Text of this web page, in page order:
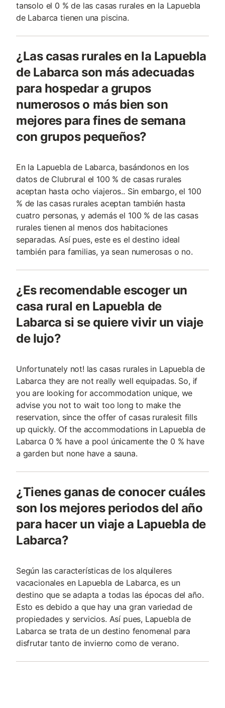
tansolo el 0 % de las casas rurales en la Lapuebla
de Labarca tienen una piscina.
¿Las casas rurales en la Lapuebla
de Labarca son más adecuadas
para hospedar a grupos
numerosos o más bien son
mejores para fines de semana
con grupos pequeños?
En la Lapuebla de Labarca, basándonos en los
datos de Clubrural el 100 % de casas rurales
aceptan hasta ocho viajeros.. Sin embargo, el 100
% de las casas rurales aceptan también hasta
cuatro personas, y además el 100 % de las casas
rurales tienen al menos dos habitaciones
separadas. Así pues, este es el destino ideal
también para familias, ya sean numerosas o no.
¿Es recomendable escoger un
casa rural en Lapuebla de
Labarca si se quiere vivir un viaje
de lujo?
Unfortunately not! las casas rurales in Lapuebla de
Labarca they are not really well equipadas. So, if
you are looking for accommodation unique, we
advise you not to wait too long to make the
reservation, since the offer of casas ruralesit fills
up quickly. Of the accommodations in Lapuebla de
Labarca 0 % have a pool únicamente the 0 % have
a garden but none have a sauna.
¿Tienes ganas de conocer cuáles
son los mejores periodos del año
para hacer un viaje a Lapuebla de
Labarca?
Según las características de los alquileres
vacacionales en Lapuebla de Labarca, es un
destino que se adapta a todas las épocas del año.
Esto es debido a que hay una gran variedad de
propiedades y servicios. Así pues, Lapuebla de
Labarca se trata de un destino fenomenal para
disfrutar tanto de invierno como de verano.